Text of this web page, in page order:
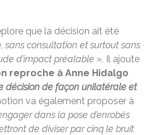
que la décision ait été
sans consultation et surtout sans
d’impact préalable ». Il ajoute
reproche à Anne Hidalgo
décision de façon unilatérale et
va également proposer à
dans la pose d’enrobés
de diviser par cinq le bruit